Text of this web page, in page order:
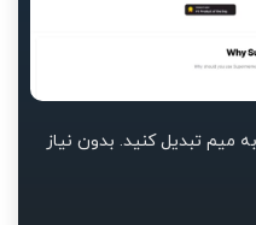
میم تبدیل کنید. بدون نیاز